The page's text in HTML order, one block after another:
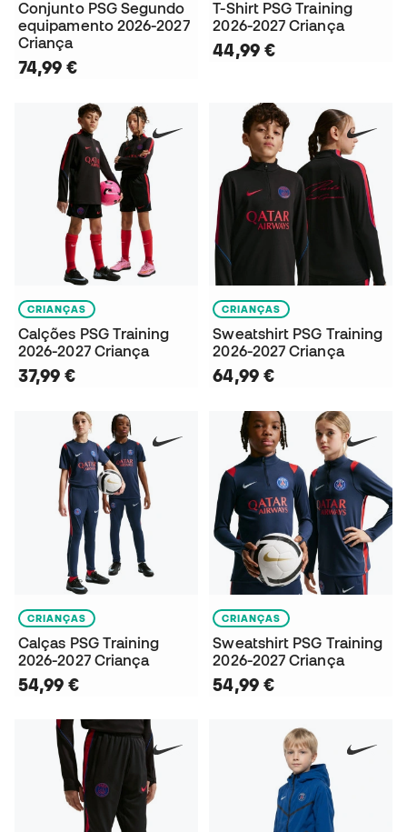
Conjunto PSG Segundo
equipamento 2026-2027
Criança
74,99 €
T-Shirt PSG Training
2026-2027 Criança
44,99 €
CRIANÇAS
Calções PSG Training
2026-2027 Criança
37,99 €
CRIANÇAS
Sweatshirt PSG Training
2026-2027 Criança
64,99 €
CRIANÇAS
Calças PSG Training
2026-2027 Criança
54,99 €
CRIANÇAS
Sweatshirt PSG Training
2026-2027 Criança
54,99 €